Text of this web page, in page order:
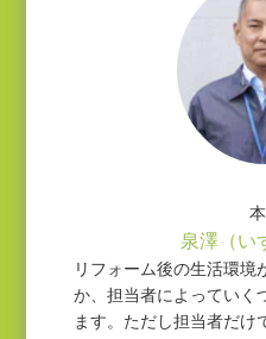
泉澤（い
リフォーム後の生活環境
か、担当者によっていく
ます。ただし担当者だけ